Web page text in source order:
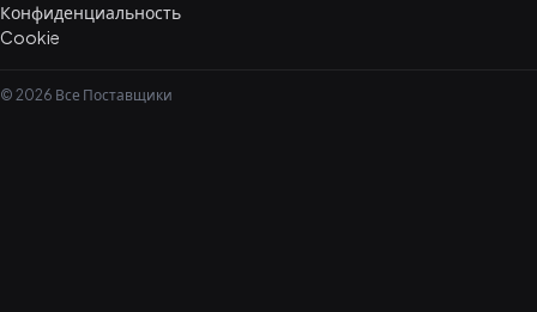
Конфиденциальность
Cookie
© 2026 Все Поставщики